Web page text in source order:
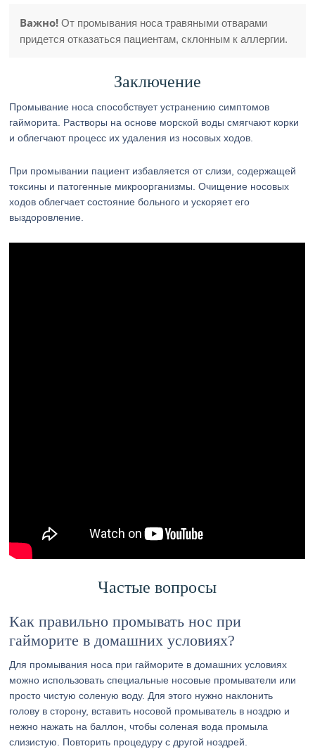
Важно! От промывания носа травяными отварами
придется отказаться пациентам, склонным к аллергии.
Заключение
Промывание носа способствует устранению симптомов
гайморита. Растворы на основе морской воды смягчают корки
и облегчают процесс их удаления из носовых ходов.
При промывании пациент избавляется от слизи, содержащей
токсины и патогенные микроорганизмы. Очищение носовых
ходов облегчает состояние больного и ускоряет его
выздоровление.
Частые вопросы
Как правильно промывать нос при
гайморите в домашних условиях?
Для промывания носа при гайморите в домашних условиях
можно использовать специальные носовые промыватели или
просто чистую соленую воду. Для этого нужно наклонить
голову в сторону, вставить носовой промыватель в ноздрю и
нежно нажать на баллон, чтобы соленая вода промыла
слизистую. Повторить процедуру с другой ноздрей.